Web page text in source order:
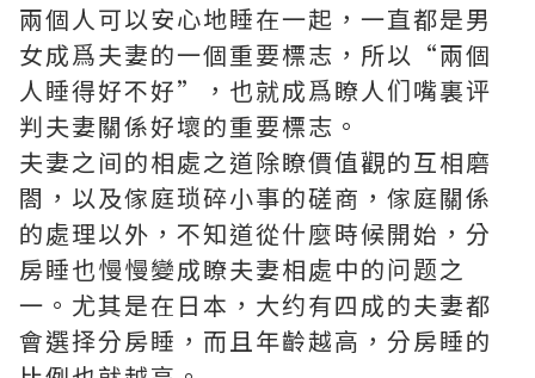
​兩個人可以安心地睡在一起，一直都是男
女成爲夫妻的一個重要標志，所以“兩個
人睡得好不好”，也就成爲瞭人们嘴裏评
判夫妻關係好壞的重要標志。
夫妻之间的相處之道除瞭價值觀的互相磨
閤，以及傢庭琐碎小事的磋商，傢庭關係
的處理以外，不知道從什麼時候開始，分
房睡也慢慢變成瞭夫妻相處中的问题之
一。尤其是在日本，大约有四成的夫妻都
會選择分房睡，而且年齡越高，分房睡的